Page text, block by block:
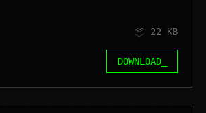
📦 22 KB
DOWNLOAD_